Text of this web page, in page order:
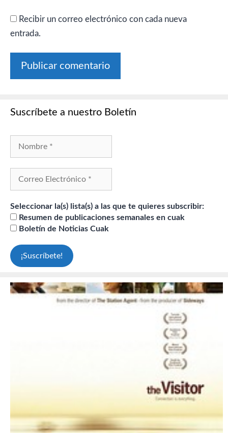
Recibir un correo electrónico con cada nueva
entrada.
Suscríbete a nuestro Boletín
Seleccionar la(s) lista(s) a las que te quieres subscribir:
Resumen de publicaciones semanales en cuak
Boletín de Noticias Cuak